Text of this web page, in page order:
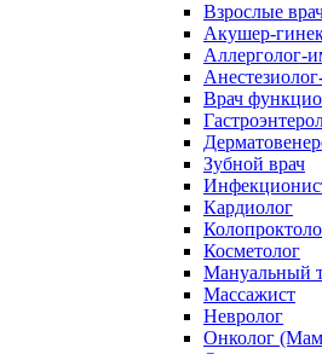
Взрослые
Акушер-
Аллерголог-
Врач
Зубной врач
Кардиолог
Косметолог
Мануальный
Массажист
Невролог
Онколог